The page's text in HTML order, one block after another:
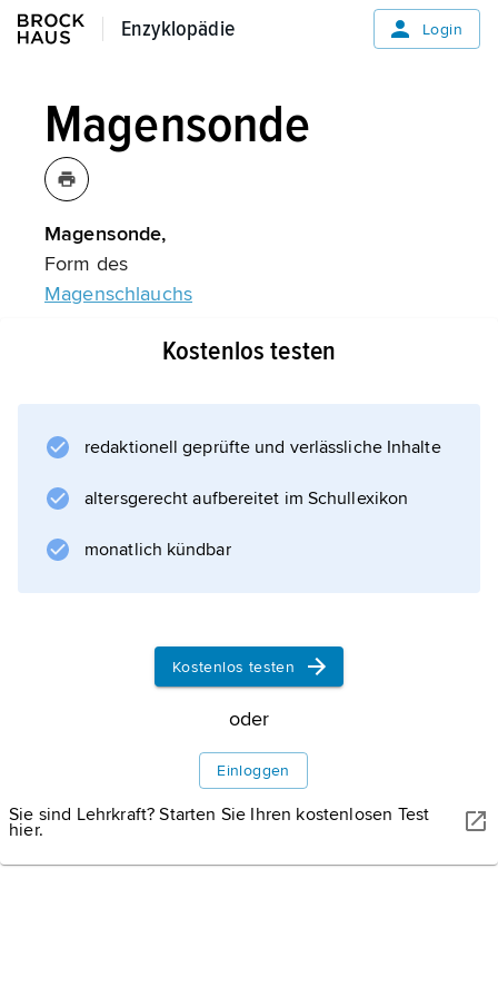
Enzyklopädie
Enzyklopädie Login
Magensonde
Magensonde,
Form des
Magenschlauchs
Informationen zum Artikel
Kostenlos testen
redaktionell geprüfte und verlässliche Inhalte
altersgerecht aufbereitet im Schullexikon
monatlich kündbar
Kostenlos testen
oder
Einloggen
Sie sind Lehrkraft? Starten Sie Ihren kostenlosen Test
hier.